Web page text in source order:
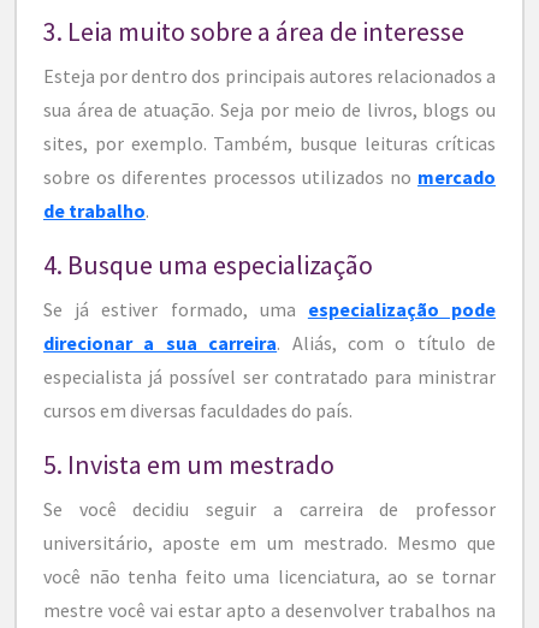
3. Leia muito sobre a área de interesse
Esteja por dentro dos principais autores relacionados a
sua área de atuação. Seja por meio de livros, blogs ou
sites, por exemplo. Também, busque leituras críticas
sobre os diferentes processos utilizados no mercado
de trabalho.
4. Busque uma especialização
Se já estiver formado, uma especialização pode
direcionar a sua carreira. Aliás, com o título de
especialista já possível ser contratado para ministrar
cursos em diversas faculdades do país.
5. Invista em um mestrado
Se você decidiu seguir a carreira de professor
universitário, aposte em um mestrado. Mesmo que
você não tenha feito uma licenciatura, ao se tornar
mestre você vai estar apto a desenvolver trabalhos na